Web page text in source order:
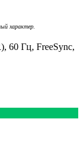
характер.
60 Гц, FreeSync,